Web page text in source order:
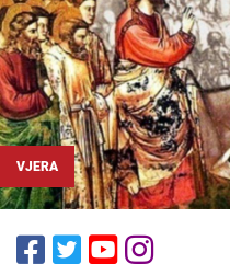
VJERA